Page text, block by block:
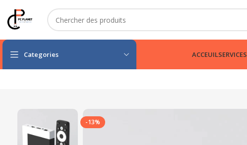
Categories ACCEUILSERVICES
-13%